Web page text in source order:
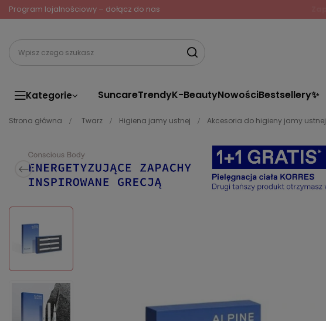
Program lojalnościowy – dołącz do nas
Kategorie SuncareTrendyK-BeautyNowościBestsellery✨
Strona główna Twarz Higiena jamy ustnej Akcesoria do higieny jamy ustnej